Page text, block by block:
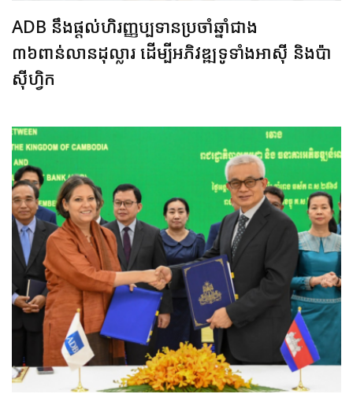
ADB នឹងផ្តល់ហិរញ្ញប្បទានប្រចាំឆ្នាំជាង
៣៦ពាន់លានដុល្លារ ដើម្បីអភិវឌ្ឍទូទាំងអាស៊ី និងប៉ា
ស៊ីហ្វិក